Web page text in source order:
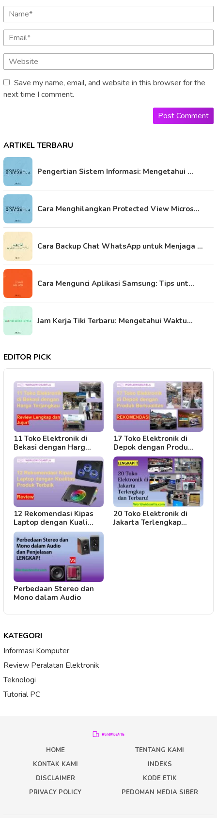
Save my name, email, and website in this browser for the
next time I comment.
ARTIKEL TERBARU
Pengertian Sistem Informasi: Mengetahui …
Cara Menghilangkan Protected View Micros…
Cara Backup Chat WhatsApp untuk Menjaga …
Cara Mengunci Aplikasi Samsung: Tips unt…
Jam Kerja Tiki Terbaru: Mengetahui Waktu…
EDITOR PICK
11 Toko Elektronik di
Bekasi dengan Harg…
17 Toko Elektronik di
Depok dengan Produ…
12 Rekomendasi Kipas
Laptop dengan Kuali…
20 Toko Elektronik di
Jakarta Terlengkap…
Perbedaan Stereo dan
Mono dalam Audio
KATEGORI
Informasi Komputer
Review Peralatan Elektronik
Teknologi
Tutorial PC
HOME
TENTANG KAMI
KONTAK KAMI
INDEKS
DISCLAIMER
KODE ETIK
PRIVACY POLICY
PEDOMAN MEDIA SIBER